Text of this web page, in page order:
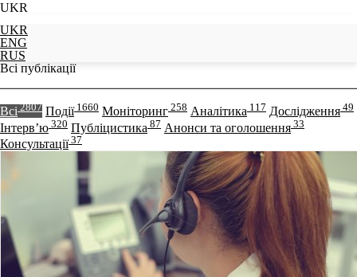
UKR
UKR
ENG
RUS
Всі публікації
Всі2807 Події1660 Моніторинг 258 Аналітика 117 Дослідження 49
Інтерв’ю 320 Публіцистика 87 Анонси та оголошення 33
Консультації37